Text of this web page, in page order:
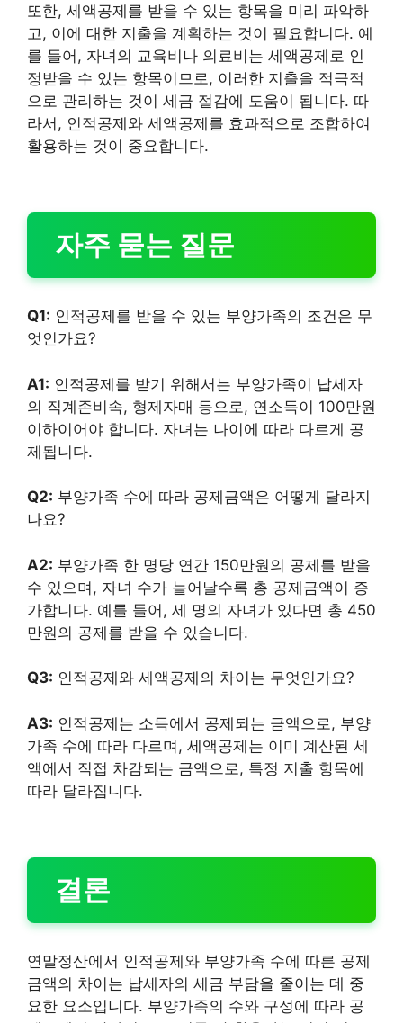
또한, 세액공제를 받을 수 있는 항목을 미리 파악하
고, 이에 대한 지출을 계획하는 것이 필요합니다. 예
를 들어, 자녀의 교육비나 의료비는 세액공제로 인
정받을 수 있는 항목이므로, 이러한 지출을 적극적
으로 관리하는 것이 세금 절감에 도움이 됩니다. 따
라서, 인적공제와 세액공제를 효과적으로 조합하여
활용하는 것이 중요합니다.
자주 묻는 질문
Q1: 인적공제를 받을 수 있는 부양가족의 조건은 무
엇인가요?
A1: 인적공제를 받기 위해서는 부양가족이 납세자
의 직계존비속, 형제자매 등으로, 연소득이 100만원
이하이어야 합니다. 자녀는 나이에 따라 다르게 공
제됩니다.
Q2: 부양가족 수에 따라 공제금액은 어떻게 달라지
나요?
A2: 부양가족 한 명당 연간 150만원의 공제를 받을
수 있으며, 자녀 수가 늘어날수록 총 공제금액이 증
가합니다. 예를 들어, 세 명의 자녀가 있다면 총 450
만원의 공제를 받을 수 있습니다.
Q3: 인적공제와 세액공제의 차이는 무엇인가요?
A3: 인적공제는 소득에서 공제되는 금액으로, 부양
가족 수에 따라 다르며, 세액공제는 이미 계산된 세
액에서 직접 차감되는 금액으로, 특정 지출 항목에
따라 달라집니다.
결론
연말정산에서 인적공제와 부양가족 수에 따른 공제
금액의 차이는 납세자의 세금 부담을 줄이는 데 중
요한 요소입니다. 부양가족의 수와 구성에 따라 공